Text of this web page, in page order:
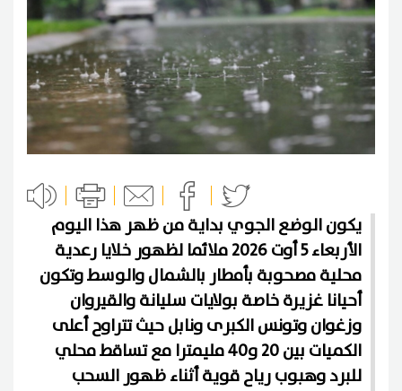
يكون الوضع الجوي بداية من ظهر هذا اليوم
الأربعاء 5 أوت 2026 ملائما لظهور خلايا رعدية
محلية مصحوبة بأمطار بالشمال والوسط وتكون
أحيانا غزيرة خاصة بولايات سليانة والقيروان
وزغوان وتونس الكبرى ونابل حيث تتراوح أعلى
الكميات بين 20 و40 مليمترا مع تساقط محلي
للبرد وهبوب رياح قوية أثناء ظهور السحب